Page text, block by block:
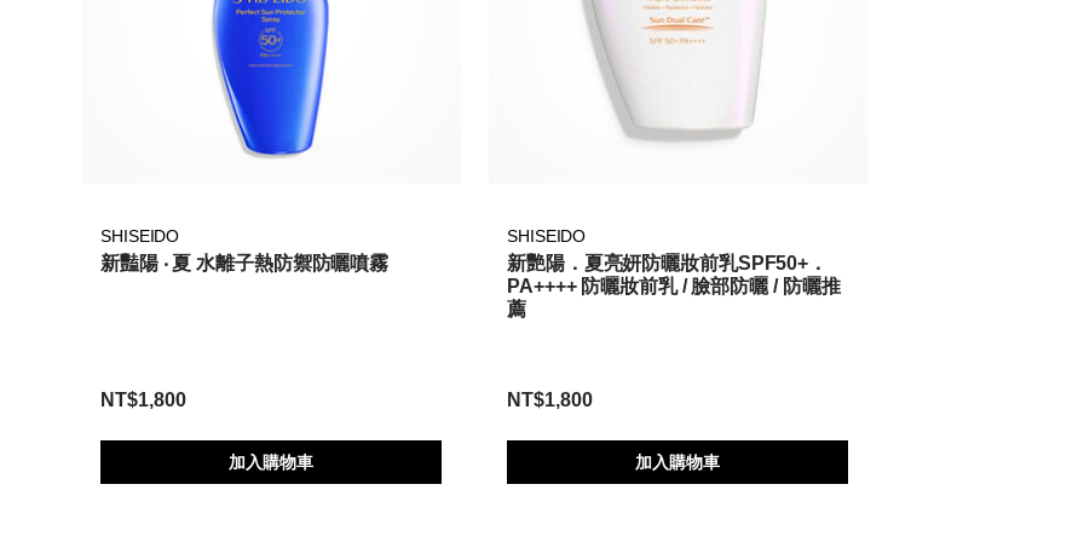
SHISEIDO
新豔陽 ‧ 夏 水離子熱防禦防曬噴霧
NT$1,800
加入購物車
SHISEIDO
新艷陽．夏亮妍防曬妝前乳SPF50+．
PA++++ 防曬妝前乳 / 臉部防曬 / 防曬推
薦
NT$1,800
加入購物車